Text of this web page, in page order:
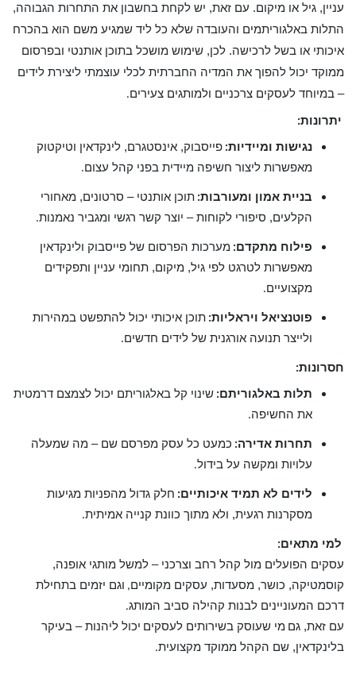
עניין, גיל או מיקום. עם זאת, יש לקחת בחשבון את התחרות הגבוהה,
התלות באלגוריתמים והעובדה שלא כל ליד שמגיע משם הוא בהכרח
איכותי או בשל לרכישה. לכן, שימוש מושכל בתוכן אותנטי ובפרסום
ממוקד יכול להפוך את המדיה החברתית לכלי עוצמתי ליצירת לידים
– במיוחד לעסקים צרכניים ולמותגים צעירים.
יתרונות:
נגישות ומיידיות: פייסבוק, אינסטגרם, לינקדאין וטיקטוק
מאפשרות ליצור חשיפה מיידית בפני קהל עצום.
בניית אמון ומעורבות: תוכן אותנטי – סרטונים, מאחורי
הקלעים, סיפורי לקוחות – יוצר קשר רגשי ומגביר נאמנות.
פילוח מתקדם: מערכות הפרסום של פייסבוק ולינקדאין
מאפשרות לטרגט לפי גיל, מיקום, תחומי עניין ותפקידים
מקצועיים.
פוטנציאל ויראליות: תוכן איכותי יכול להתפשט במהירות
ולייצר תנועה אורגנית של לידים חדשים.
חסרונות:
תלות באלגוריתם: שינוי קל באלגוריתם יכול לצמצם דרמטית
את החשיפה.
תחרות אדירה: כמעט כל עסק מפרסם שם – מה שמעלה
עלויות ומקשה על בידול.
לידים לא תמיד איכותיים: חלק גדול מהפניות מגיעות
מסקרנות רגעית, ולא מתוך כוונת קנייה אמיתית.
למי מתאים:
עסקים הפועלים מול קהל רחב וצרכני – למשל מותגי אופנה,
קוסמטיקה, כושר, מסעדות, עסקים מקומיים, וגם יזמים בתחילת
דרכם המעוניינים לבנות קהילה סביב המותג.
עם זאת, גם מי שעוסק בשירותים לעסקים יכול ליהנות – בעיקר
בלינקדאין, שם הקהל ממוקד מקצועית.